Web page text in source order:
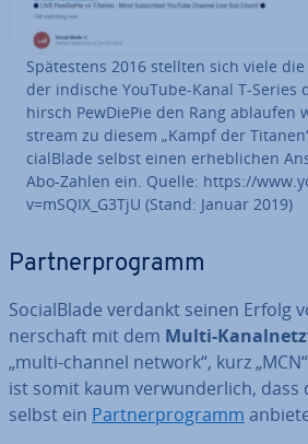
Spä­tes­tens 2016 stellten sich viele
der indische YouTube-Kanal T-
hirsch PewDiePie den Rang ablaufen
stream zu diesem „Kampf der
cial­Bla­de selbst einen er­heb­li­chen
Abo-Zahlen ein. Quelle: https://
v=mSQIX_G3TjU (Stand: Januar 2019)
Part­ner­pro­gramm
So­cial­Bla­de verdankt seinen Erfolg
ner­schaft mit dem Multi-
„multi-channel network“, kurz
ist somit kaum ver­wun­der­lich, dass
selbst ein Part­ner­pro­gramm